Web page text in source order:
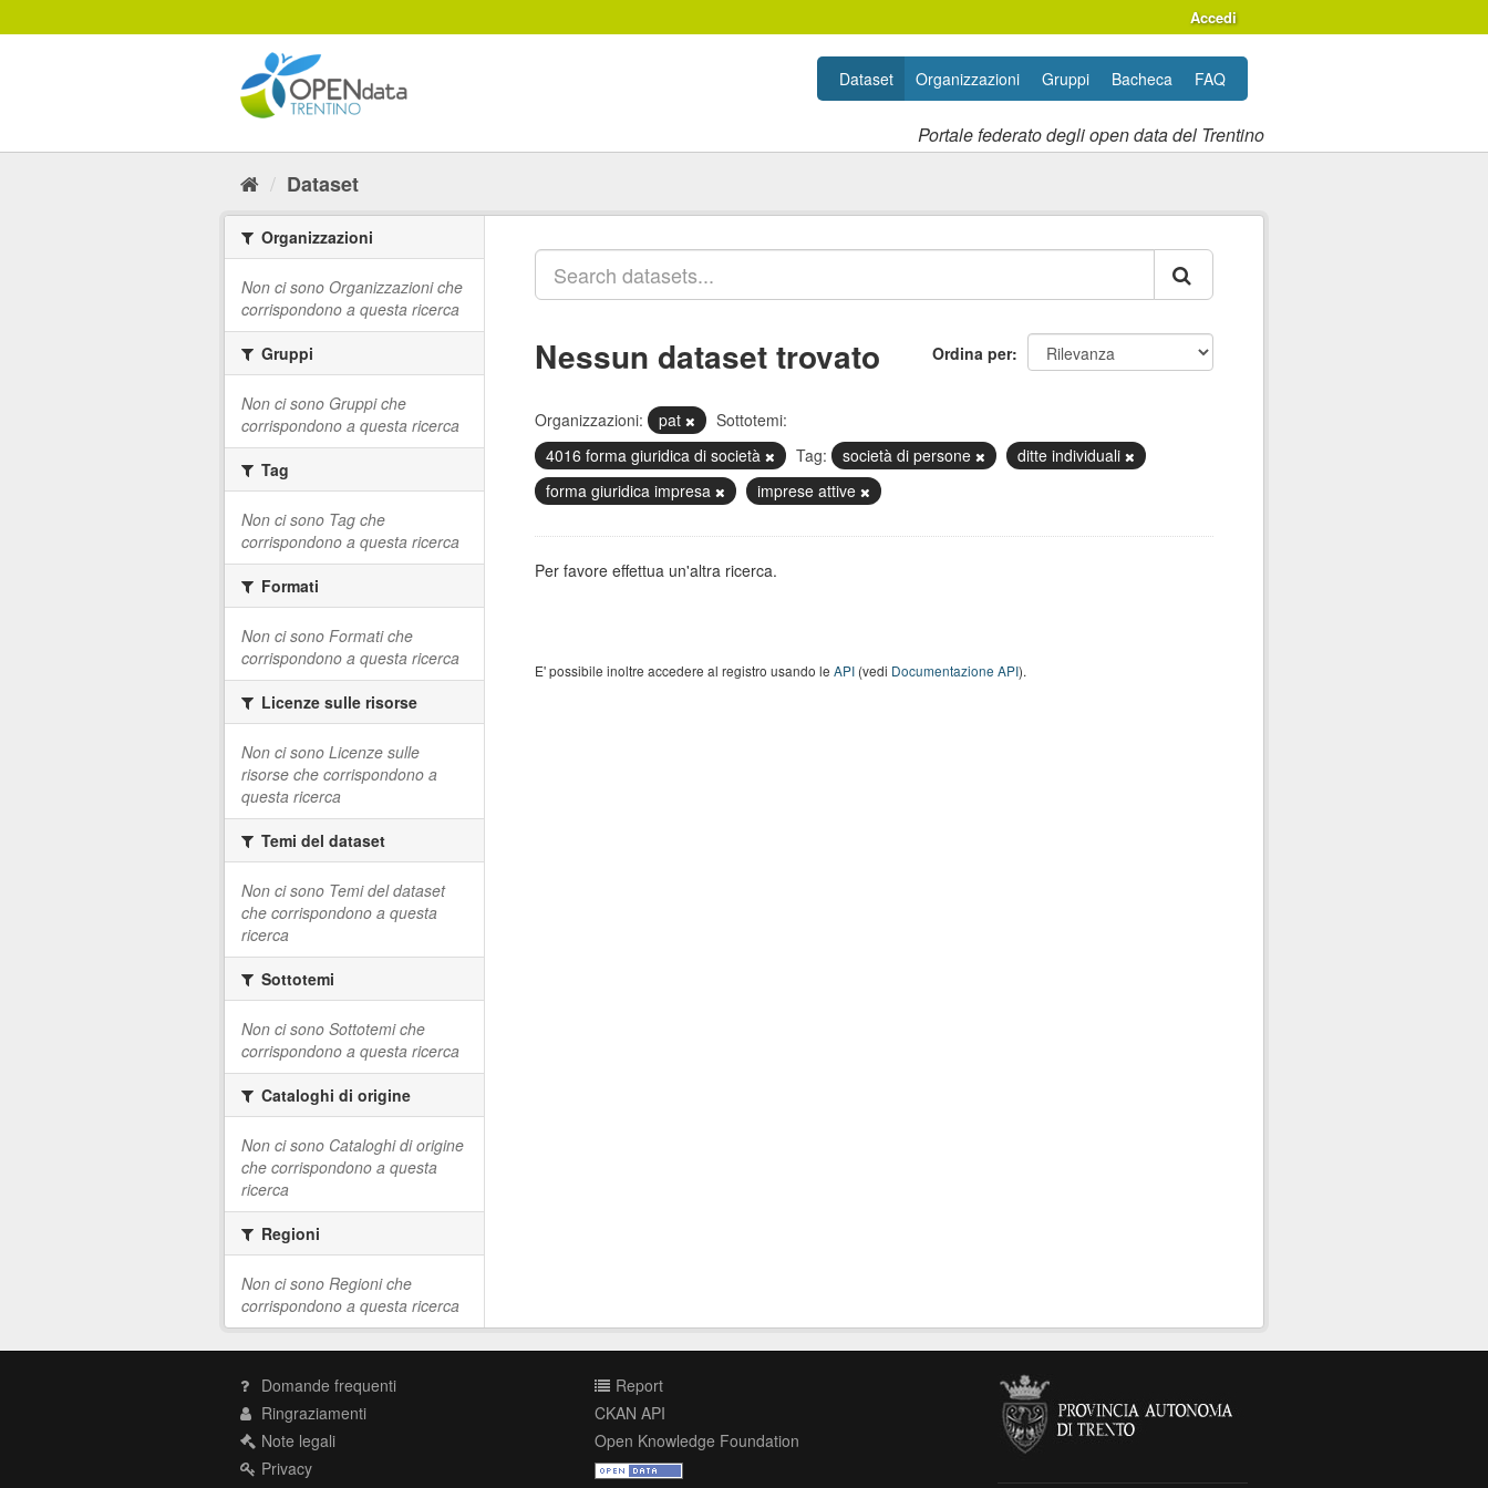
al
Accedi
Portale federato degli open data del Trentino
Dataset Organizzazioni Gruppi Bacheca FAQ
Dataset
Organizzazioni
Non ci sono Organizzazioni che
corrispondono a questa ricerca
Gruppi
Non ci sono Gruppi che
corrispondono a questa ricerca
Tag
Non ci sono Tag che
corrispondono a questa ricerca
Formati
Non ci sono Formati che
corrispondono a questa ricerca
Licenze sulle risorse
Non ci sono Licenze sulle
risorse che corrispondono a
questa ricerca
Temi del dataset
Non ci sono Temi del dataset
che corrispondono a questa
ricerca
Sottotemi
Non ci sono Sottotemi che
corrispondono a questa ricerca
Cataloghi di origine
Non ci sono Cataloghi di origine
che corrispondono a questa
ricerca
Regioni
Non ci sono Regioni che
corrispondono a questa ricerca
Ordina per
Nessun dataset trovato
Organizzazioni: pat
Sottotemi:
4016 forma giuridica di società
Tag: società di persone
ditte individuali
forma giuridica impresa
imprese attive
Per favore effettua un'altra ricerca.
E' possibile inoltre accedere al registro usando le API(vedi Documentazione API).
Domande frequenti
Ringraziamenti
Note legali
Privacy
Report
CKAN API
Open Knowledge Foundation